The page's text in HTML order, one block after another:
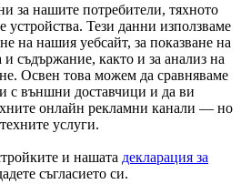
за нашите потребители, тяхното
устройства. Тези данни използваме
на нашия уебсайт, за показване на
съдържание, както и за анализ на
Освен това можем да сравняваме
с външни доставчици и да ви
онлайн рекламни канали — но
услуги.
и нашата декларация за
съгласието си.